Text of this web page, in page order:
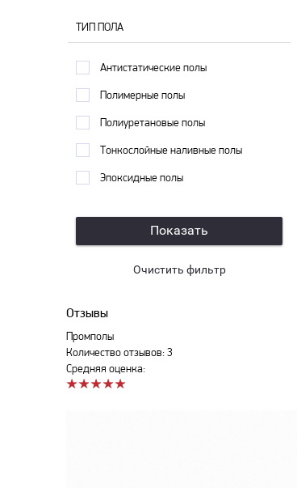
ТИП ПОЛА
Антистатические полы
Полимерные полы
Полиуретановые полы
Тонкослойные наливные полы
Эпоксидные полы
Отзывы
Промполы
Количество отзывов: 3
Средняя оценка: